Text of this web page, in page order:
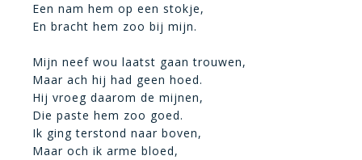
Een nam hem op een stokje,
En bracht hem zoo bij mijn.
Mijn neef wou laatst gaan trouwen,
Maar ach hij had geen hoed.
Hij vroeg daarom de mijnen,
Die paste hem zoo goed.
Ik ging terstond naar boven,
Maar och ik arme bloed,